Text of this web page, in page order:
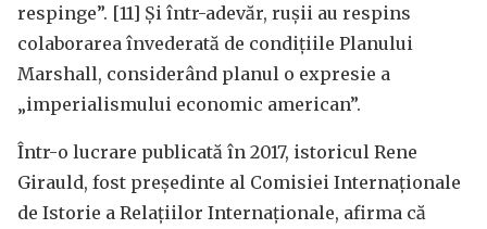
respinge”. [11] Și într-adevăr, rușii au respins
colaborarea învederată de condițiile Planului
Marshall, considerând planul o expresie a
„imperialismului economic american”.
Într-o lucrare publicată în 2017, istoricul Rene
Girauld, fost preşedinte al Comisiei Internaţionale
de Istorie a Relaţiilor Internaţionale, afirma că